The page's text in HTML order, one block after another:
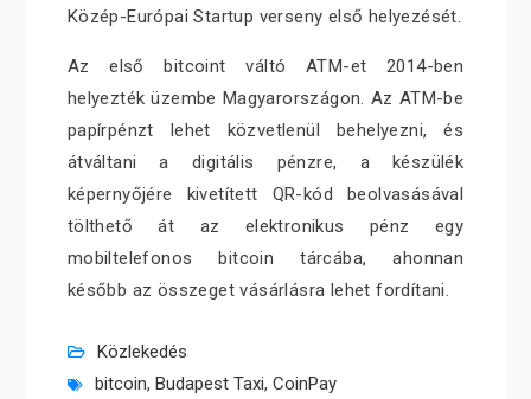
Közép-Európai Startup verseny első helyezését.
Az első bitcoint váltó ATM-et 2014-ben
helyezték üzembe Magyarországon. Az ATM-be
papírpénzt lehet közvetlenül behelyezni, és
átváltani a digitális pénzre, a készülék
képernyőjére kivetített QR-kód beolvasásával
tölthető át az elektronikus pénz egy
mobiltelefonos bitcoin tárcába, ahonnan
később az összeget vásárlásra lehet fordítani.
Közlekedés
bitcoin, Budapest Taxi, CoinPay